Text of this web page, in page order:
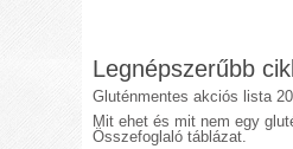
Legnépszerűbb
Gluténmentes akciós lista
Mit ehet és mit nem egy
Összefoglaló táblázat.